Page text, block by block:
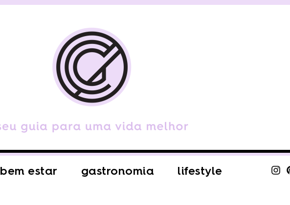
bem estar gastronomia lifestyle